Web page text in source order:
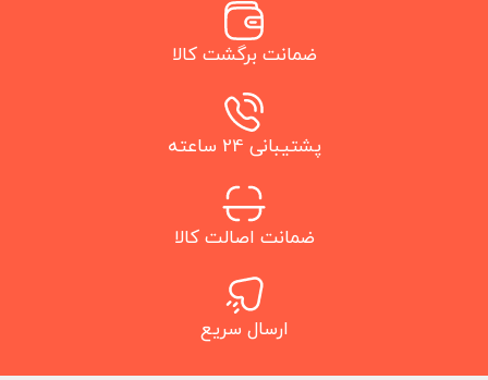
ضمانت برگشت کالا
پشتیبانی 24 ساعته
ضمانت اصالت کالا
ارسال سریع